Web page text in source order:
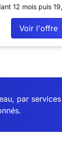
12 mois puis
Voir l'offre
par